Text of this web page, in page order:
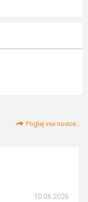
Poglej vse novice...
10.06.2026